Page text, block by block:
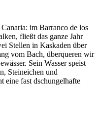
im Barranco de los
fließt das ganze Jahr
Stellen in Kaskaden über
vom Bach, überqueren wir
Sein Wasser speist
Steineichen und
eine fast dschungelhafte